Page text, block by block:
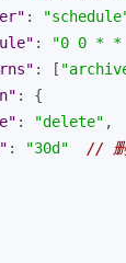
:
: "0 0 *
: [
: {
: "delete" ,
: "30d"
// 删